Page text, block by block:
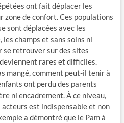
ont fait déplacer les
zone de confort. Ces populations
sont déplacées avec les
les champs et sans soins ni
retrouver sur des sites
rares et difficiles.
mangé, comment peut-il tenir à
ont perdu des parents
ni encadrement. À ce niveau,
est indispensable et non
a démontré que le Pam à